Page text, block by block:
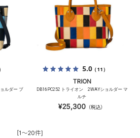
ルダー ブ
5.0（11）
TRION
DB16PC252 トライオン 2WAYショルダー マ
ルチ
¥25,300 （税込）
[1～20件]